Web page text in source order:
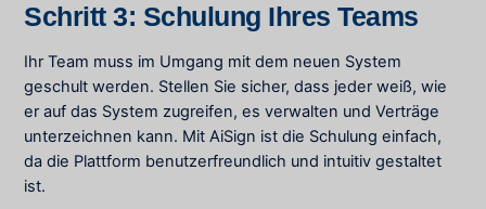
Schritt 3: Schulung Ihres Teams
Ihr Team muss im Umgang mit dem neuen System
geschult werden. Stellen Sie sicher, dass jeder weiß, wie
er auf das System zugreifen, es verwalten und Verträge
unterzeichnen kann. Mit AiSign ist die Schulung einfach,
da die Plattform benutzerfreundlich und intuitiv gestaltet
ist.